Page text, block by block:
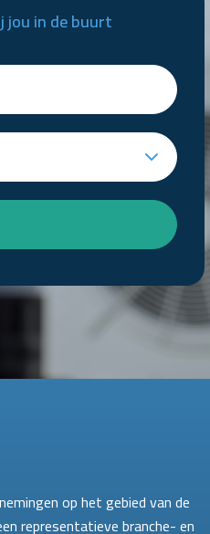
jou in de buurt
op het gebied van de
representatieve branche- en